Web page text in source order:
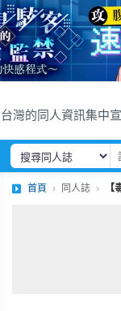
台灣的同人資訊集中
首頁 同人誌